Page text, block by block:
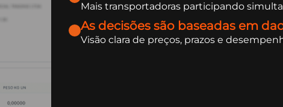
Mais transportadoras participando
As decisões são baseadas em
Visão clara de preços, prazos e